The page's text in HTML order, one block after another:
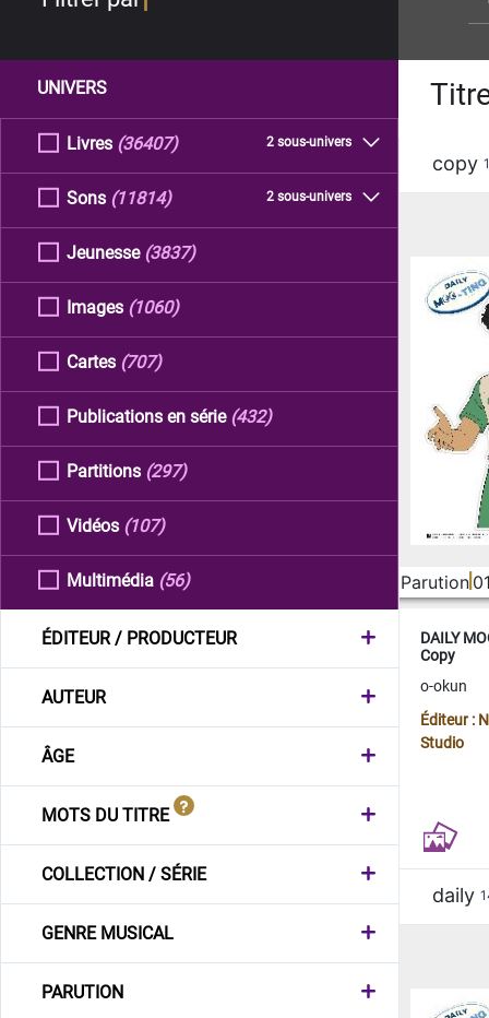
UNIVERS
Livres 2 sous-univers
(36407)
Sons 2 sous-univers
(11814)
Jeunesse (3837)
Images (1060)
Cartes (707)
Publications en série (432)
Partitions (297)
Vidéos (107)
Multimédia (56)
ÉDITEUR / PRODUCTEUR
AUTEUR
ÂGE
MOTS DU TITRE
COLLECTION / SÉRIE
GENRE MUSICAL
PARUTION
copy
Parution
DAILY
Copy
o-okun
Éditeur :
Studio
daily